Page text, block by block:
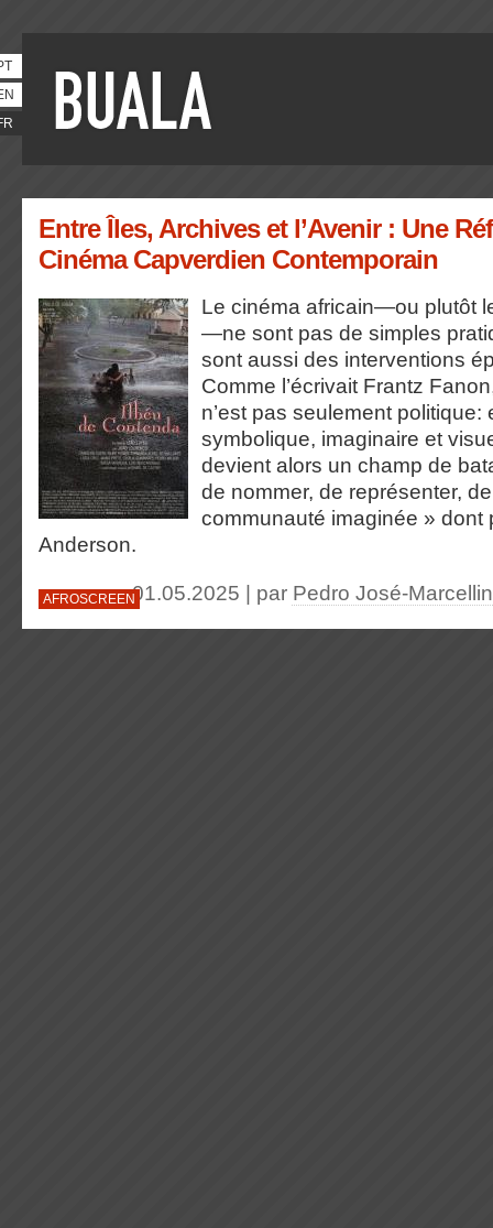
Entre Îles, Archives et l’Avenir : Une
Cinéma Capverdien Contemporain
Le cinéma africain—ou plutôt
—ne sont pas de simples
sont aussi des interventions
Comme l’écrivait Frantz
n’est pas seulement politique:
symbolique, imaginaire et
devient alors un champ de
de nommer, de représenter,
communauté imaginée » dont
Anderson.
AFROSCREEN01.05.2025 | par Pedro José-